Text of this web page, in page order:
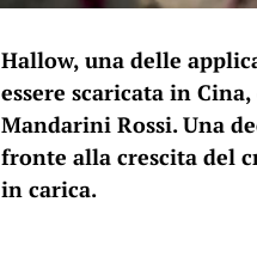
Hallow, una delle
essere scaricata in
Mandarini Rossi. Una
fronte alla crescita del
in carica.